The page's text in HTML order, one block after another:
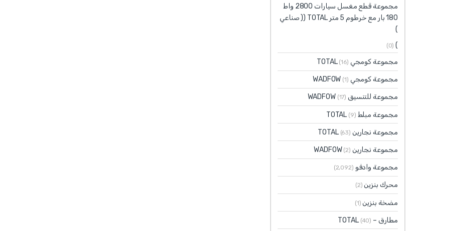
مجموعة قطع مغسل سيارات 2800 واط
180 بار مع خرطوم 5 متر TOTAL (( صناعي
)
)
(0)
مجموعة كومجي TOTAL (16)
مجموعة كومجي WADFOW (1)
مجموعة للتنسيق WADFOW (17)
مجموعة مبلط TOTAL (9)
مجموعة نجارين TOTAL (63)
مجموعة نجارين WADFOW (2)
مجموعة وادفو (2٬092)
محرك بنزين (2)
مضخة بنزين (1)
مطارق – TOTAL (40)